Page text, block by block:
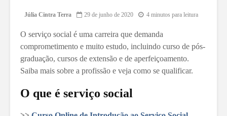
Júlia Cintra Terra 29 de junho de 2020 4 minutos para leitura
O serviço social é uma carreira que demanda
comprometimento e muito estudo, incluindo curso de pós-
graduação, cursos de extensão e de aperfeiçoamento.
Saiba mais sobre a profissão e veja como se qualificar.
O que é serviço social